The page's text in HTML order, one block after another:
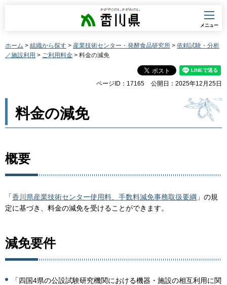
香川県
メニュー
ホーム > 組織から探す > 産業技術センター・発酵食品研究所 > 依頼試験・分析
／施設利用 > ご利用料金 > 料金の減免
ページID：17165 公開日：2025年12月25日
料金の減免
概要
「香川県産業技術センター使用料、手数料減免事務取扱要綱 」の規
定に基づき、料金の減免を受けることができます。
減免要件
「四国4県の公設試験研究機関における機器・施設の相互利用に関